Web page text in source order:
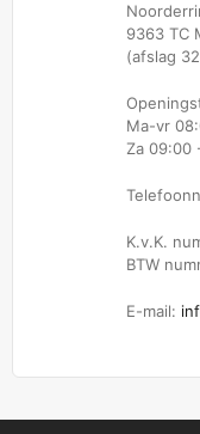
9363 TC
(afslag
Ma-vr
Za 09:00
K.v.K.
BTW
E-mail: